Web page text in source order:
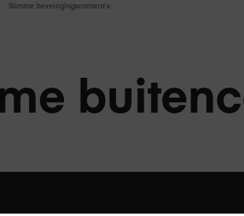
Slimme beveiligingscamera’s